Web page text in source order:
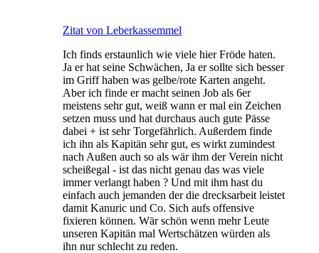
Zitat von Leberkassemmel
Ich finds erstaunlich wie viele hier Fröde haten.
Ja er hat seine Schwächen, Ja er sollte sich besser
im Griff haben was gelbe/rote Karten angeht.
Aber ich finde er macht seinen Job als 6er
meistens sehr gut, weiß wann er mal ein Zeichen
setzen muss und hat durchaus auch gute Pässe
dabei + ist sehr Torgefährlich. Außerdem finde
ich ihn als Kapitän sehr gut, es wirkt zumindest
nach Außen auch so als wär ihm der Verein nicht
scheißegal - ist das nicht genau das was viele
immer verlangt haben ? Und mit ihm hast du
einfach auch jemanden der die drecksarbeit leistet
damit Kanuric und Co. Sich aufs offensive
fixieren können. Wär schön wenn mehr Leute
unseren Kapitän mal Wertschätzen würden als
ihn nur schlecht zu reden.